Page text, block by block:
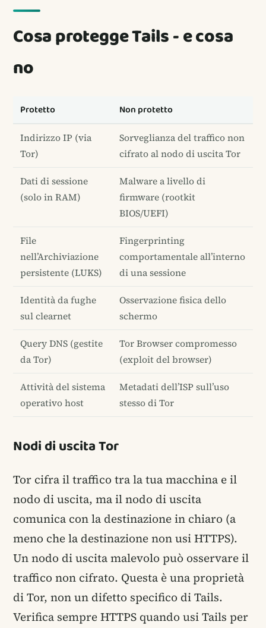
Cosa protegge Tails - e cosa
no
Protetto Non protetto
Indirizzo IP (via
Tor)
Sorveglianza del traffico non
cifrato al nodo di uscita Tor
Dati di sessione
(solo in RAM)
Malware a livello di
firmware (rootkit
BIOS/UEFI)
File
nell’Archiviazione
persistente (LUKS)
Fingerprinting
comportamentale all’interno
di una sessione
Identità da fughe
sul clearnet
Osservazione fisica dello
schermo
Query DNS (gestite
da Tor)
Tor Browser compromesso
(exploit del browser)
Attività del sistema
operativo host
Metadati dell’ISP sull’uso
stesso di Tor
Nodi di uscita Tor
Tor cifra il traffico tra la tua macchina e il
nodo di uscita, ma il nodo di uscita
comunica con la destinazione in chiaro (a
meno che la destinazione non usi HTTPS).
Un nodo di uscita malevolo può osservare il
traffico non cifrato. Questa è una proprietà
di Tor, non un difetto specifico di Tails.
Verifica sempre HTTPS quando usi Tails per